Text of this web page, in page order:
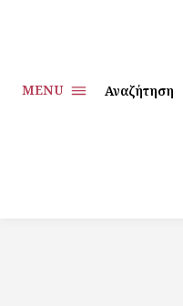
MENU Αναζήτηση